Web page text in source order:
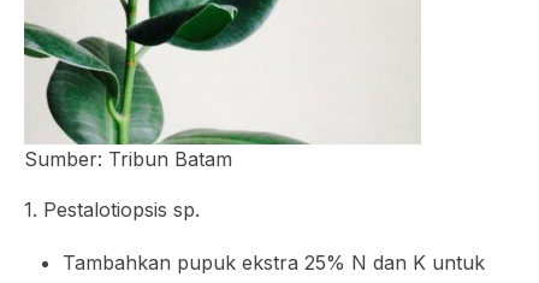
Sumber: Tribun Batam
1. Pestalotiopsis sp.
Tambahkan pupuk ekstra 25% N dan K untuk